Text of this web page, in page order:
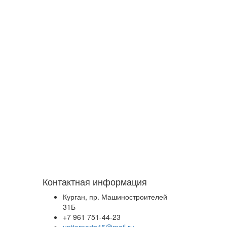
Контактная информация
Курган, пр. Машиностроителей
31Б
+7 961 751-44-23